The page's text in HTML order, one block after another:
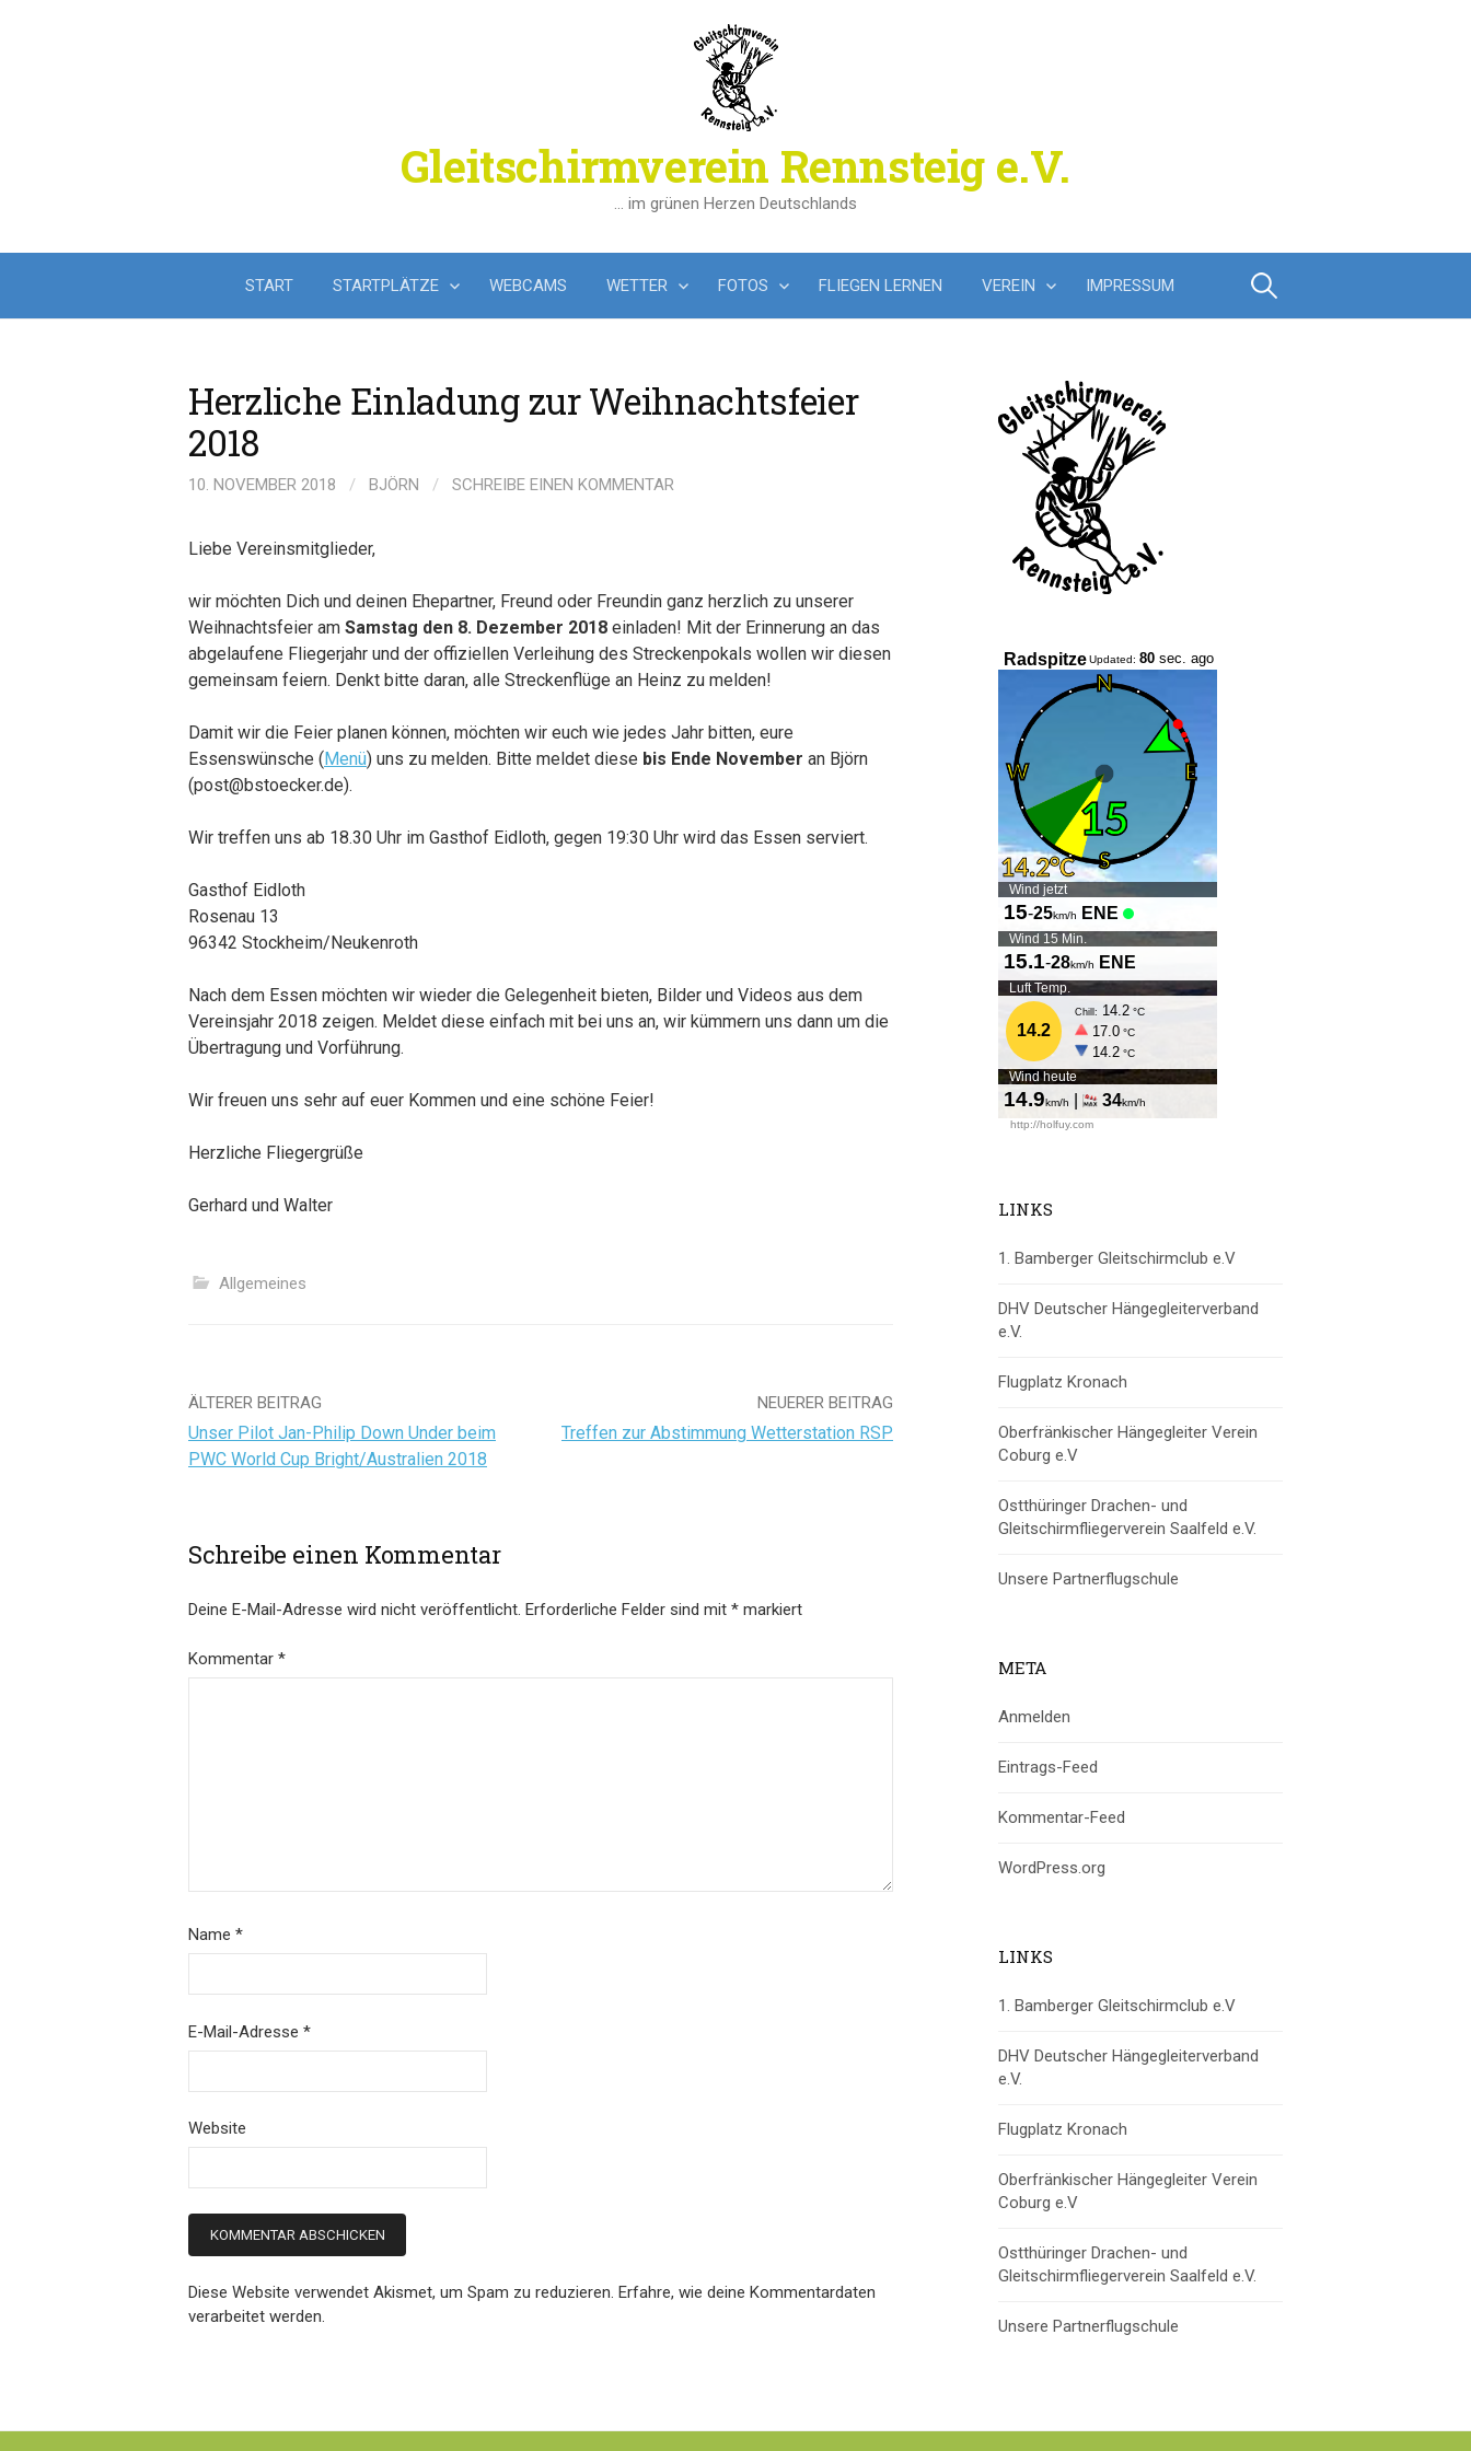
Gleitschirmverein Rennsteig e.V.
… im grünen Herzen Deutschlands
START STARTPLÄTZE WEBCAMS WETTER FOTOS FLIEGEN LERNEN VEREIN IMPRESSUM Suchen
Herzliche Einladung zur Weihnachtsfeier
2018
10. NOVEMBER 2018 / BJÖRN / SCHREIBE EINEN KOMMENTAR
Liebe Vereinsmitglieder,
wir möchten Dich und deinen Ehepartner, Freund oder Freundin ganz herzlich zu unserer
Weihnachtsfeier am Samstag den 8. Dezember 2018 einladen! Mit der Erinnerung an das
abgelaufene Fliegerjahr und der offiziellen Verleihung des Streckenpokals wollen wir diesen
gemeinsam feiern. Denkt bitte daran, alle Streckenflüge an Heinz zu melden!
Damit wir die Feier planen können, möchten wir euch wie jedes Jahr bitten, eure
Essenswünsche (Menü) uns zu melden. Bitte meldet diese bis Ende November an Björn
(post@bstoecker.de).
Wir treffen uns ab 18.30 Uhr im Gasthof Eidloth, gegen 19:30 Uhr wird das Essen serviert.
Gasthof Eidloth
Rosenau 13
96342 Stockheim/Neukenroth
Nach dem Essen möchten wir wieder die Gelegenheit bieten, Bilder und Videos aus dem
Vereinsjahr 2018 zeigen. Meldet diese einfach mit bei uns an, wir kümmern uns dann um die
Übertragung und Vorführung.
Wir freuen uns sehr auf euer Kommen und eine schöne Feier!
Herzliche Fliegergrüße
Gerhard und Walter
Allgemeines
Beitrags-
Navigation
ÄLTERER BEITRAG
Unser Pilot Jan-Philip Down Under beim
PWC World Cup Bright/Australien 2018
NEUERER BEITRAG
Treffen zur Abstimmung Wetterstation RSP
Schreibe einen Kommentar
Deine E-Mail-Adresse wird nicht veröffentlicht. Erforderliche Felder sind mit * markiert
Kommentar *
Name *
E-Mail-Adresse *
Website
Diese Website verwendet Akismet, um Spam zu reduzieren. Erfahre, wie deine Kommentardaten
verarbeitet werden.
LINKS
1. Bamberger Gleitschirmclub e.V
DHV Deutscher Hängegleiterverband
e.V.
Flugplatz Kronach
Oberfränkischer Hängegleiter Verein
Coburg e.V
Ostthüringer Drachen- und
Gleitschirmfliegerverein Saalfeld e.V.
Unsere Partnerflugschule
META
Anmelden
Eintrags-Feed
Kommentar-Feed
WordPress.org
LINKS
1. Bamberger Gleitschirmclub e.V
DHV Deutscher Hängegleiterverband
e.V.
Flugplatz Kronach
Oberfränkischer Hängegleiter Verein
Coburg e.V
Ostthüringer Drachen- und
Gleitschirmfliegerverein Saalfeld e.V.
Unsere Partnerflugschule